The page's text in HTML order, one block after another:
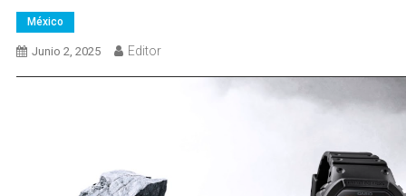
México
Junio 2, 2025 Editor